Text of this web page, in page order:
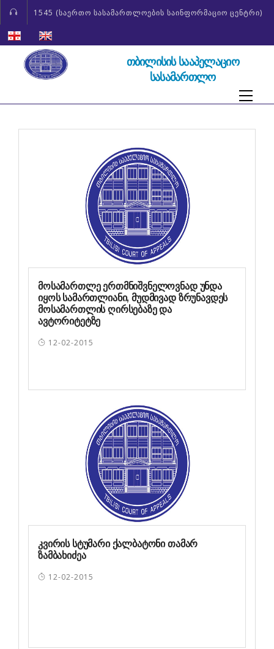
1545 (საერთო სასამართლოების საინფორმაციო ცენტრი)
ᲗᲑᲘᲚᲘᲡᲘᲡ ᲡᲐᲐᲞᲔᲚᲐᲪᲘᲝ
ᲡᲐᲡᲐᲛᲐᲠᲗᲚᲝ
მოსამართლე ერთმნიშვნელოვნად უნდა
იყოს სამართლიანი, მუდმივად ზრუნავდეს
მოსამართლის ღირსებაზე და
ავტორიტეტზე
12-02-2015
კვირის სტუმარი ქალბატონი თამარ
ზამბახიძეა
12-02-2015